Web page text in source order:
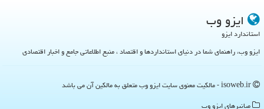
ایزو وب
استاندارد ایزو
ایزو وب، راهنمای شما در دنیای استانداردها و اقتصاد ، منبع اطلاعاتی جامع و اخبار اقتصادی
میانبرهای ایزو وب